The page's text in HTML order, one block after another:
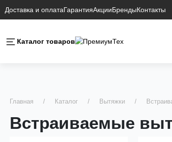
Доставка и оплатаГарантияАкцииБрендыКонтакты
Каталог товаров
Главная Каталог Вытяжки
Встраиваемые